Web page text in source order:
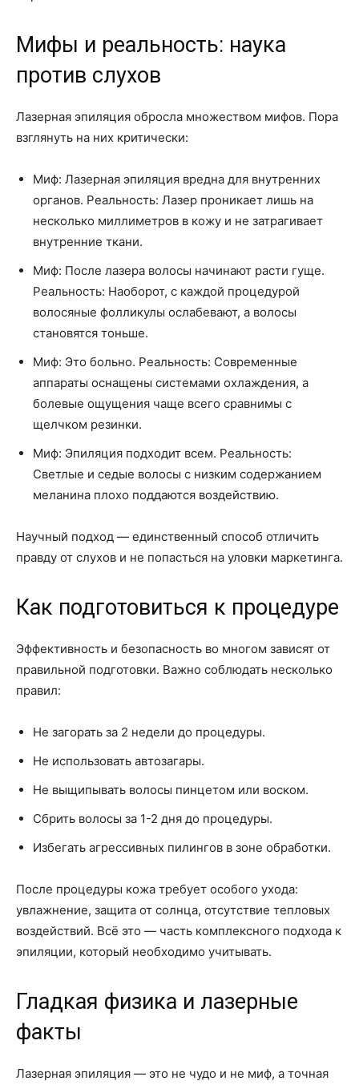
Мифы и реальность: наука
против слухов
Лазерная эпиляция обросла множеством мифов. Пора
взглянуть на них критически:
Миф: Лазерная эпиляция вредна для внутренних
органов. Реальность: Лазер проникает лишь на
несколько миллиметров в кожу и не затрагивает
внутренние ткани.
Миф: После лазера волосы начинают расти гуще.
Реальность: Наоборот, с каждой процедурой
волосяные фолликулы ослабевают, а волосы
становятся тоньше.
Миф: Это больно. Реальность: Современные
аппараты оснащены системами охлаждения, а
болевые ощущения чаще всего сравнимы с
щелчком резинки.
Миф: Эпиляция подходит всем. Реальность:
Светлые и седые волосы с низким содержанием
меланина плохо поддаются воздействию.
Научный подход — единственный способ отличить
правду от слухов и не попасться на уловки маркетинга.
Как подготовиться к процедуре
Эффективность и безопасность во многом зависят от
правильной подготовки. Важно соблюдать несколько
правил:
Не загорать за 2 недели до процедуры.
Не использовать автозагары.
Не выщипывать волосы пинцетом или воском.
Сбрить волосы за 1-2 дня до процедуры.
Избегать агрессивных пилингов в зоне обработки.
После процедуры кожа требует особого ухода:
увлажнение, защита от солнца, отсутствие тепловых
воздействий. Всё это — часть комплексного подхода к
эпиляции, который необходимо учитывать.
Гладкая физика и лазерные
факты
Лазерная эпиляция — это не чудо и не миф, а точная